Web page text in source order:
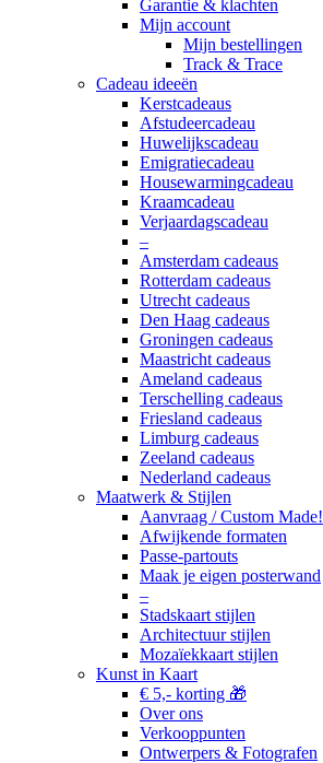
Garantie & klachten
Mijn account
Mijn bestellingen
Track & Trace
Cadeau ideeën
Kerstcadeaus
Afstudeercadeau
Huwelijkscadeau
Emigratiecadeau
Housewarmingcadeau
Kraamcadeau
Verjaardagscadeau
–
Amsterdam cadeaus
Rotterdam cadeaus
Utrecht cadeaus
Den Haag cadeaus
Groningen cadeaus
Maastricht cadeaus
Ameland cadeaus
Terschelling cadeaus
Friesland cadeaus
Limburg cadeaus
Zeeland cadeaus
Nederland cadeaus
Maatwerk & Stijlen
Aanvraag / Custom Made!
Afwijkende formaten
Passe-partouts
Maak je eigen posterwand
–
Stadskaart stijlen
Architectuur stijlen
Mozaïekkaart stijlen
Kunst in Kaart
€ 5,- korting 🎁
Over ons
Verkooppunten
Ontwerpers & Fotografen